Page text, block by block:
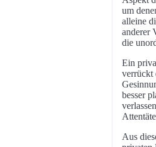
um
alleine
anderer
die
Ein
verrückt
besser
Aus